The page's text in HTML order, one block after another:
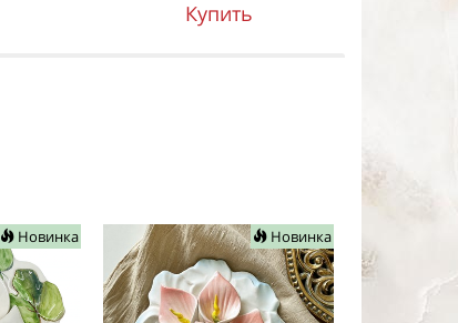
Купить
Новинка Новинка